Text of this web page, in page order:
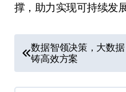
撑，助力实现可持续发展
章
导
数据智领决策，大数据
铸高效方案